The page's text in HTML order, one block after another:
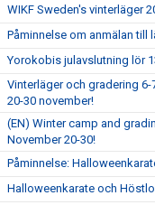
WIKF Sweden's vinterläger
Påminnelse om anmälan till
Yorokobis julavslutning lör
Vinterläger och gradering
20-30 november!
(EN) Winter camp and
November 20-30!
Påminnelse:
Halloweenkarate och